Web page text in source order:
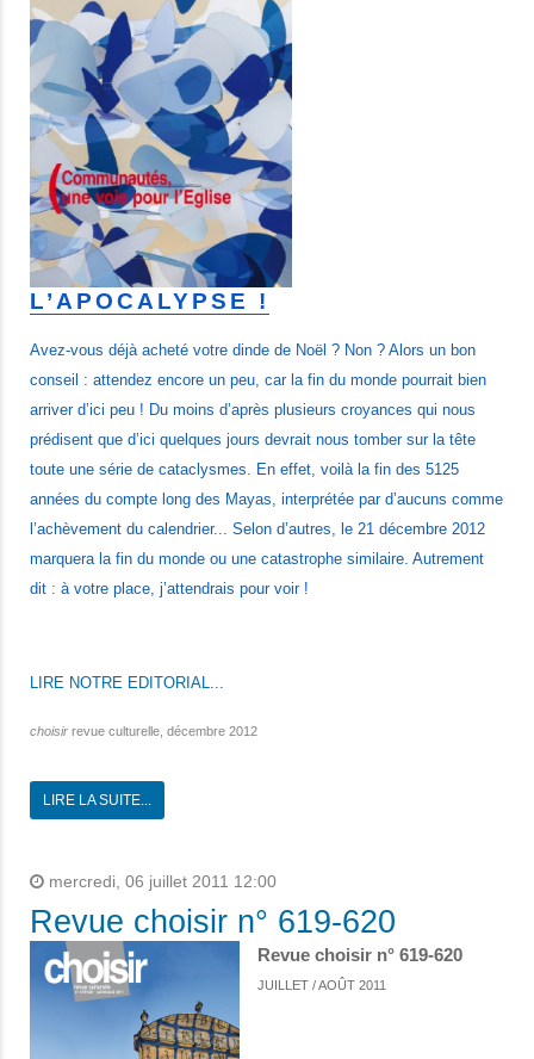
L’APOCALYPSE !
Avez-vous déjà acheté votre dinde de Noël ? Non ? Alors un bon
conseil : attendez encore un peu, car la fin du monde pourrait bien
arriver d’ici peu ! Du moins d’après plusieurs croyances qui nous
prédisent que d’ici quelques jours devrait nous tomber sur la tête
toute une série de cataclysmes. En effet, voilà la fin des 5125
années du compte long des Mayas, interprétée par d’aucuns comme
l’achèvement du calendrier... Selon d’autres, le 21 décembre 2012
marquera la fin du monde ou une catastrophe similaire. Autrement
dit : à votre place, j’attendrais pour voir !
LIRE NOTRE EDITORIAL
choisir revue culturelle, décembre 2012
LIRE LA SUITE...
mercredi, 06 juillet 2011 12:00
Revue choisir n° 619-620
Revue choisir n° 619-620
JUILLET / AOÛT 2011